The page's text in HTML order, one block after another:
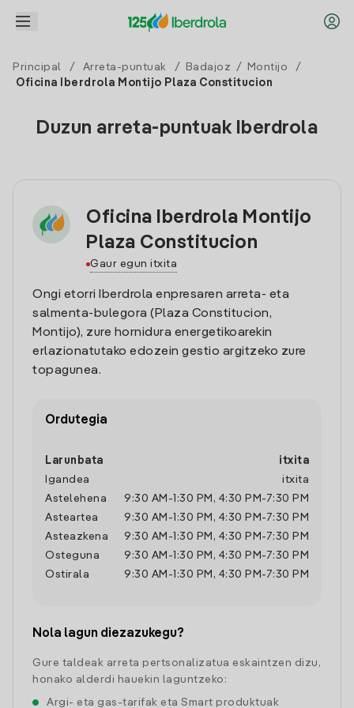
Principal / Arreta-puntuak / Badajoz / Montijo
/
Oficina Iberdrola Montijo Plaza Constitucion
Duzun arreta-puntuak Iberdrola
Oficina Iberdrola Montijo
Plaza Constitucion
Gaur egun itxita
Ongi etorri Iberdrola enpresaren arreta- eta
salmenta-bulegora (Plaza Constitucion,
Montijo), zure hornidura energetikoarekin
erlazionatutako edozein gestio argitzeko zure
topagunea.
Ordutegia
Larunbata
itxita
Igandea
itxita
Astelehena
9:30 AM - 1:30 PM , 4:30 PM -7:30 PM
Asteartea
9:30 AM - 1:30 PM , 4:30 PM -7:30 PM
Asteazkena
9:30 AM - 1:30 PM , 4:30 PM -7:30 PM
Osteguna
9:30 AM - 1:30 PM , 4:30 PM -7:30 PM
Ostirala
9:30 AM - 1:30 PM , 4:30 PM -7:30 PM
Nola lagun diezazukegu?
Gure taldeak arreta pertsonalizatua eskaintzen dizu,
honako alderdi hauekin laguntzeko:
Argi- eta gas-tarifak eta Smart produktuak